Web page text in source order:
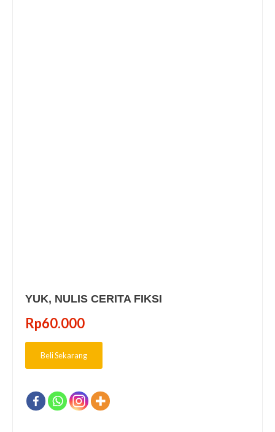
YUK, NULIS CERITA FIKSI
Rp60.000
Beli Sekarang